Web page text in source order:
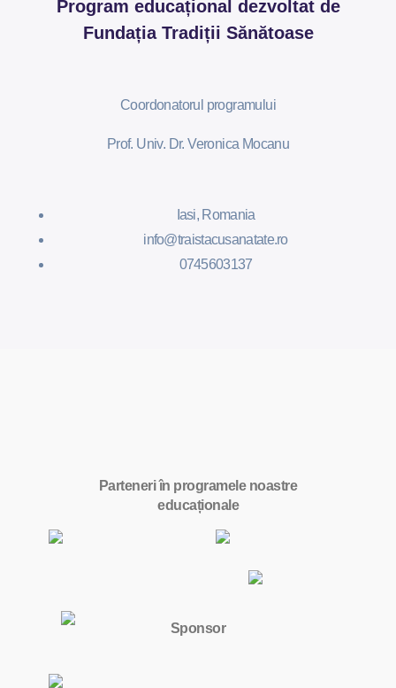
Program educațional dezvoltat de
Fundația Tradiții Sănătoase
Coordonatorul programului
Prof. Univ. Dr. Veronica Mocanu
Iasi, Romania
info@traistacusanatate.ro
0745603137
Parteneri în programele noastre
educaționale
Sponsor